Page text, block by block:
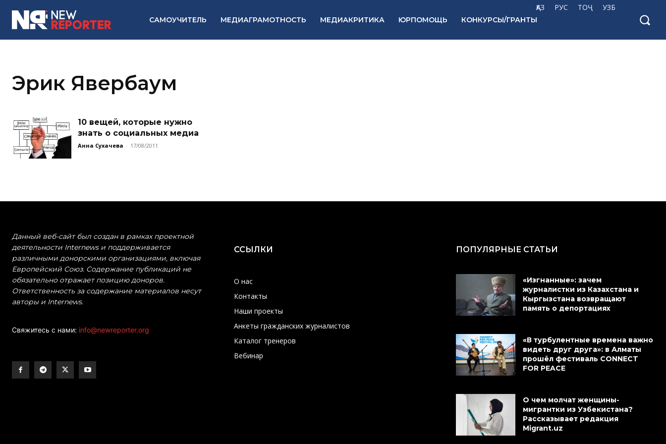
ҚАЗ РУС ТОҶ УЗБ
САМОУЧИТЕЛЬ МЕДИАГРАМОТНОСТЬ МЕДИАКРИТИКА ЮРПОМОЩЬ КОНКУРСЫ/ГРАНТЫ
Эрик Явербаум
10 вещей, которые нужно
знать о социальных медиа
Анна Сухачева - 17/08/2011
Данный веб-сайт был создан в рамках проектной
деятельности Internews и поддерживается
различными донорскими организациями, включая
Европейский Союз. Содержание публикаций не
обязательно отражает позицию доноров.
Ответственность за содержание материалов несут
авторы и Internews.
Свяжитесь с нами: info@newreporter.org
ССЫЛКИ
О нас
Контакты
Наши проекты
Анкеты гражданских журналистов
Каталог тренеров
Вебинар
ПОПУЛЯРНЫЕ СТАТЬИ
«Изгнанные»: зачем
журналистки из Казахстана и
Кыргызстана возвращают
память о депортациях
«В турбулентные времена важно
видеть друг друга»: в Алматы
прошёл фестиваль CONNECT
FOR PEACE
О чем молчат женщины-
мигрантки из Узбекистана?
Рассказывает редакция
Migrant.uz